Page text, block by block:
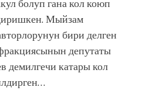
болуп гана кол коюп
Мыйзам
бири делген
депутаты
демилгечи катары кол